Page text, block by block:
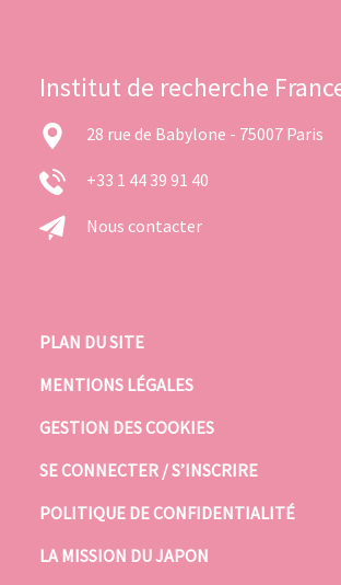
Institut de recherche
28 rue de Babylone - 75007 Paris
+33 1 44 39 91 40
Nous contacter
PLAN DU SITE
MENTIONS LÉGALES
GESTION DES COOKIES
SE CONNECTER / S’INSCRIRE
POLITIQUE DE CONFIDENTIALITÉ
LA MISSION DU JAPON